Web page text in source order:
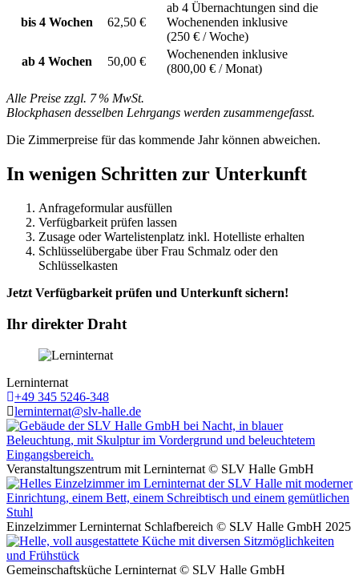
bis 4 Wochen 62,50 €
ab 4 Übernachtungen sind die
Wochenenden inklusive
(250 € / Woche)
ab 4 Wochen
50,00 €
Wochenenden inklusive
(800,00 € / Monat)
Alle Preise zzgl. 7 % MwSt.
Blockphasen desselben Lehrgangs werden zusammengefasst.
Die Zimmerpreise für das kommende Jahr können abweichen.
In wenigen Schritten zur Unterkunft
Anfrageformular ausfüllen
Verfügbarkeit prüfen lassen
Zusage oder Wartelistenplatz inkl. Hotelliste erhalten
Schlüsselübergabe über Frau Schmalz oder den
Schlüsselkasten
Jetzt Verfügbarkeit prüfen und Unterkunft sichern!
Ihr direkter Draht
Lerninternat
Telefon
+49 345 5246-348
Fax
lerninternat@slv-halle.de
Veranstaltungszentrum mit Lerninternat © SLV Halle GmbH
Einzelzimmer Lerninternat Schlafbereich © SLV Halle GmbH 2025
Gemeinschaftsküche Lerninternat © SLV Halle GmbH